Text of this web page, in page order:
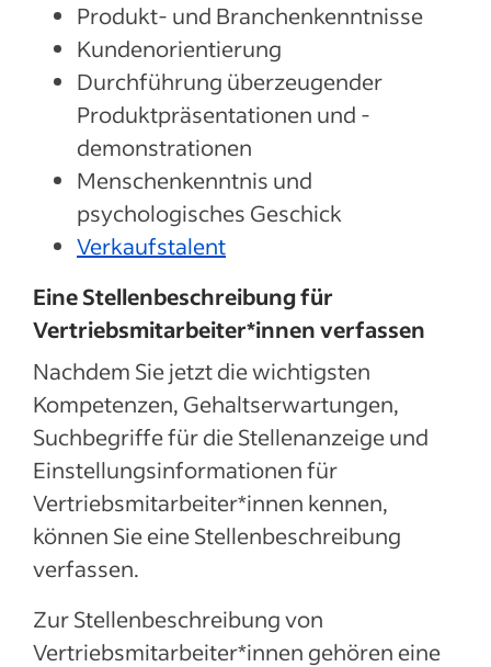
Produkt- und Branchenkenntnisse
Kundenorientierung
Durchführung überzeugender
Produktpräsentationen und -
demonstrationen
Menschenkenntnis und
psychologisches Geschick
Verkaufstalent
Eine Stellenbeschreibung für
Vertriebsmitarbeiter*innen verfassen
Nachdem Sie jetzt die wichtigsten
Kompetenzen, Gehaltserwartungen,
Suchbegriffe für die Stellenanzeige und
Einstellungsinformationen für
Vertriebsmitarbeiter*innen kennen,
können Sie eine Stellenbeschreibung
verfassen.
Zur Stellenbeschreibung von
Vertriebsmitarbeiter*innen gehören eine